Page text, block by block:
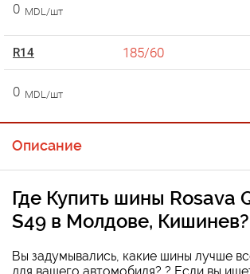
0 MDL/шт
R14 185/60
0 MDL/шт
Описание
Где Купить шины Rosava
S49 в Молдове, Кишинев?
Вы задумывались, какие шины лучше